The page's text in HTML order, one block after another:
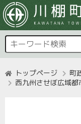
トップページ 町
西九州させぼ広域